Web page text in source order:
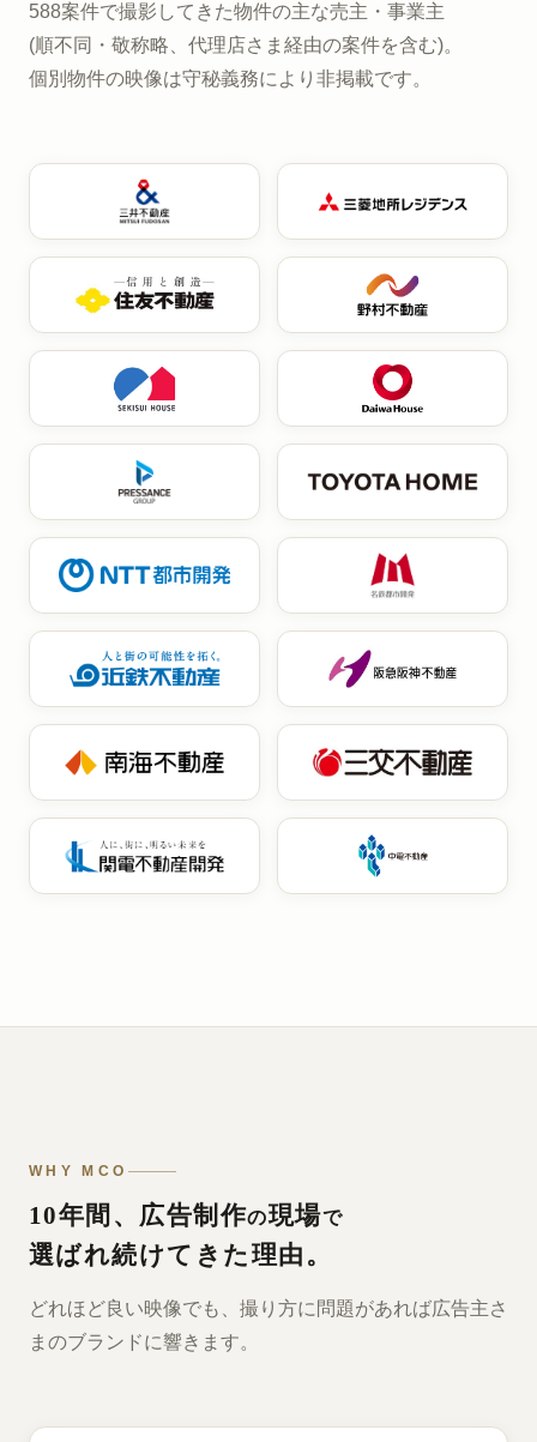
588案件で撮影してきた物件の主な売主・事業主
(順不同・敬称略、代理店さま経由の案件を含む)。
個別物件の映像は守秘義務により非掲載です。
WHY MCO
10年間、広告制作の現場で
選ばれ続けてきた理由。
どれほど良い映像でも、撮り方に問題があれば広告主さ
まのブランドに響きます。